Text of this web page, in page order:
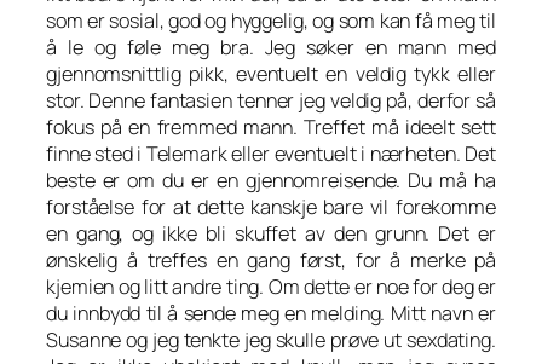
som er sosial, god og hyggelig, og som kan få meg til
å le og føle meg bra. Jeg søker en mann med
gjennomsnittlig pikk, eventuelt en veldig tykk eller
stor. Denne fantasien tenner jeg veldig på, derfor så
fokus på en fremmed mann. Treffet må ideelt sett
finne sted i Telemark eller eventuelt i nærheten. Det
beste er om du er en gjennomreisende. Du må ha
forståelse for at dette kanskje bare vil forekomme
en gang, og ikke bli skuffet av den grunn. Det er
ønskelig å treffes en gang først, for å merke på
kjemien og litt andre ting. Om dette er noe for deg er
du innbydd til å sende meg en melding. Mitt navn er
Susanne og jeg tenkte jeg skulle prøve ut sexdating.